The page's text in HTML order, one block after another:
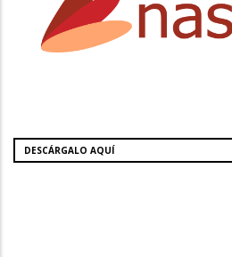
DESCÁRGALO AQUÍ